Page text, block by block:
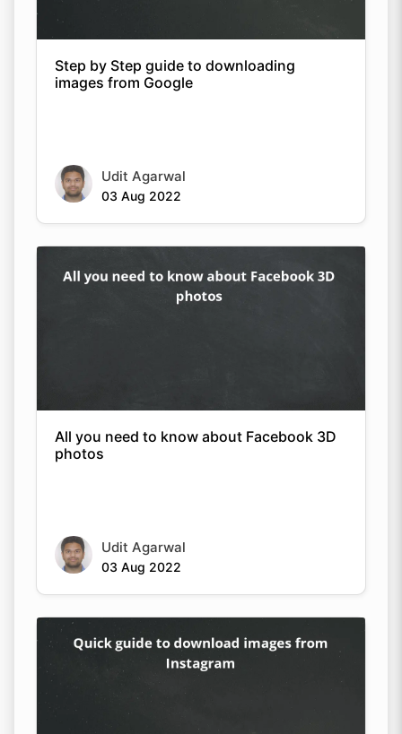
Step by Step guide to downloading
images from Google
Udit Agarwal
03 Aug 2022
All you need to know about Facebook 3D
photos
Udit Agarwal
03 Aug 2022